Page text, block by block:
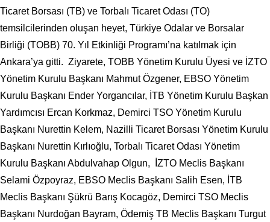
Ticaret Borsası (TB) ve Torbalı Ticaret Odası (TO)
temsilcilerinden oluşan heyet, Türkiye Odalar ve Borsalar
Birliği (TOBB) 70. Yıl Etkinliği Programı’na katılmak için
Ankara’ya gitti. Ziyarete, TOBB Yönetim Kurulu Üyesi ve İZTO
Yönetim Kurulu Başkanı Mahmut Özgener, EBSO Yönetim
Kurulu Başkanı Ender Yorgancılar, İTB Yönetim Kurulu Başkan
Yardımcısı Ercan Korkmaz, Demirci TSO Yönetim Kurulu
Başkanı Nurettin Kelem, Nazilli Ticaret Borsası Yönetim Kurulu
Başkanı Nurettin Kırlıoğlu, Torbalı Ticaret Odası Yönetim
Kurulu Başkanı Abdulvahap Olgun, İZTO Meclis Başkanı
Selami Özpoyraz, EBSO Meclis Başkanı Salih Esen, İTB
Meclis Başkanı Şükrü Barış Kocagöz, Demirci TSO Meclis
Başkanı Nurdoğan Bayram, Ödemiş TB Meclis Başkanı Turgut